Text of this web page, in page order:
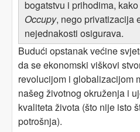
bogatstvu i prihodima,
Occupy, nego privatizacija
nejednakosti osigurava.
Budući opstanak većine
da se ekonomski viškovi
revolucijom i globalizacijom
našeg životnog okruženja i
kvaliteta života (što nije isto
potrošnja).